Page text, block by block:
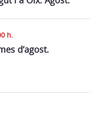
h.
d’agost.